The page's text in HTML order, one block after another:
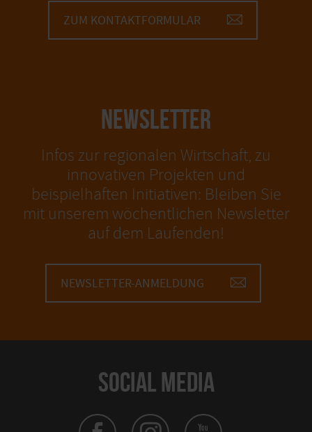
ZUM KONTAKTFORMULAR
NEWSLETTER
Infos zur regionalen Wirtschaft, zu
innovativen Projekten und
beispielhaften Initiativen: Bleiben Sie
mit unserem wöchentlichen Newsletter
auf dem Laufenden!
NEWSLETTER-ANMELDUNG
SOCIAL MEDIA